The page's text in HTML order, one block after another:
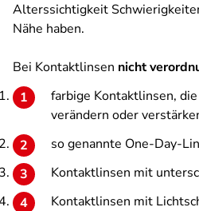
Alterssichtigkeit
Nähe haben.
Bei Kontaktlinsen nicht
farbige Kontaktlinsen,
verändern oder
so genannte One-Day-
Kontaktlinsen mit
Kontaktlinsen mit